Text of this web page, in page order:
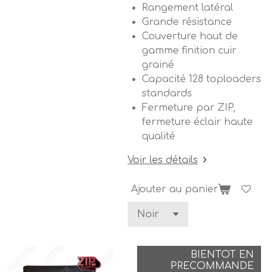
Rangement latéral
Grande résistance
Couverture haut de
gamme finition cuir
grainé
Capacité 128 toploaders
standards
Fermeture par ZIP,
fermeture éclair haute
qualité
Voir les détails
Ajouter au panier
BIENTOT EN
PRECOMMANDE